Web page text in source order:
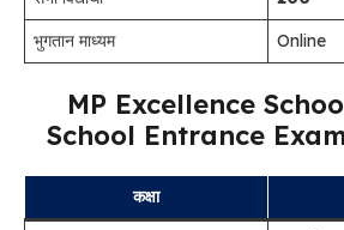
भुगतान माध्यम
Online
MP Excellence
School Entrance Exam
कक्षा